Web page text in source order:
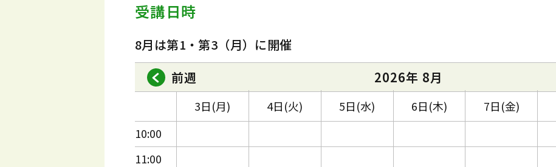
受講日時
8月は第1・第3（月）に開催
前週
2026年 8月
10:00
11:00
3日(月) 4日(火) 5日(水) 6日(木) 7日(金)